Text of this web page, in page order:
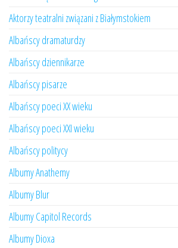
Aktorzy teatralni związani z Białymstokiem
Albańscy dramaturdzy
Albańscy dziennikarze
Albańscy pisarze
Albańscy poeci XX wieku
Albańscy poeci XXI wieku
Albańscy politycy
Albumy Anathemy
Albumy Blur
Albumy Capitol Records
Albumy Dioxa